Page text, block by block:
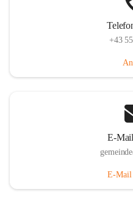
+43
E-
E-Mail